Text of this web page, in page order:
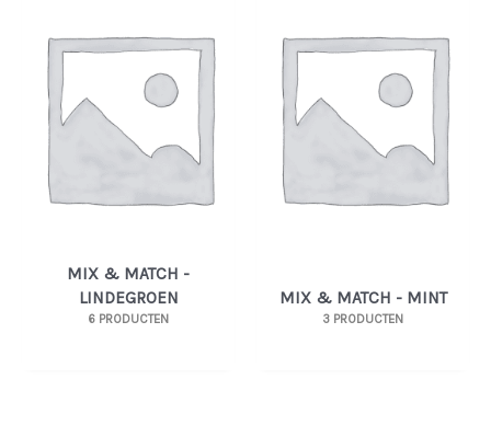
MIX & MATCH -
LINDEGROEN
6 PRODUCTEN
MIX & MATCH - MINT
3 PRODUCTEN